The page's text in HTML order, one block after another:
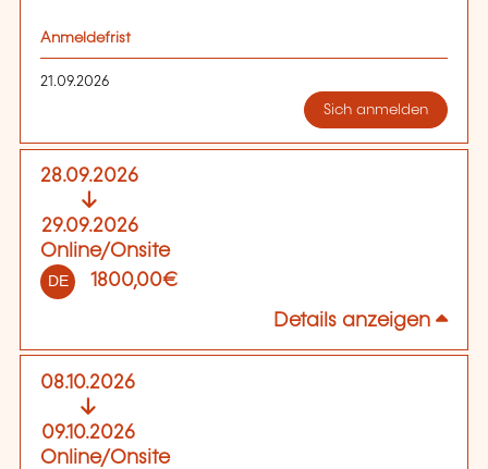
Anmeldefrist
21.09.2026
Sich anmelden
28.09.2026
29.09.2026
Online/Onsite
DE 1800,00€
Details anzeigen
08.10.2026
09.10.2026
Online/Onsite